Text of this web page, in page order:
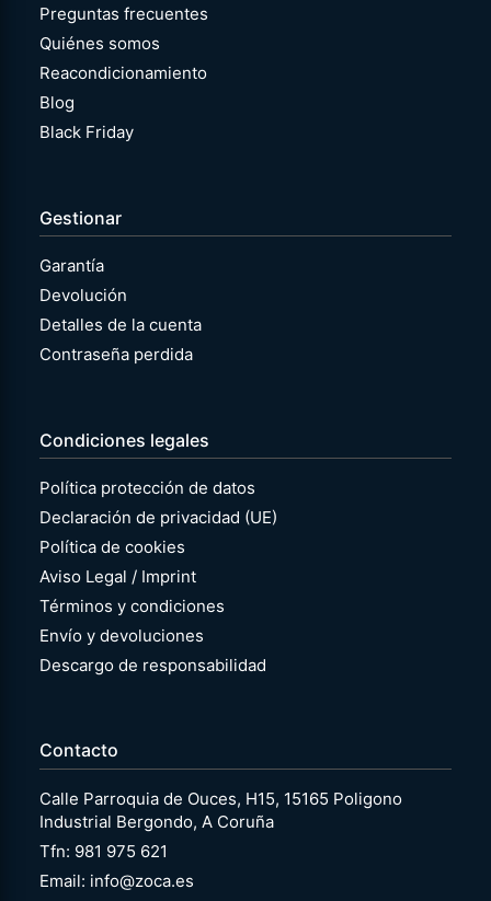
Preguntas frecuentes
Quiénes somos
Reacondicionamiento
Blog
Black Friday
Gestionar
Garantía
Devolución
Detalles de la cuenta
Contraseña perdida
Condiciones legales
Política protección de datos
Declaración de privacidad (UE)
Política de cookies
Aviso Legal / Imprint
Términos y condiciones
Envío y devoluciones
Descargo de responsabilidad
Contacto
Calle Parroquia de Ouces, H15, 15165 Poligono
Industrial Bergondo, A Coruña
Tfn: 981 975 621
Email: info@zoca.es